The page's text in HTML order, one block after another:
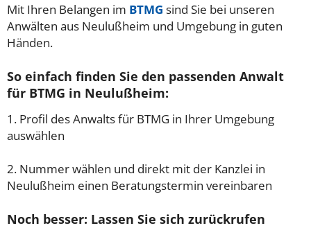
Mit Ihren Belangen im BTMG sind Sie bei unseren
Anwälten aus Neulußheim und Umgebung in guten
Händen.
So einfach finden Sie den passenden Anwalt
für BTMG in Neulußheim:
1. Profil des Anwalts für BTMG in Ihrer Umgebung
auswählen
2. Nummer wählen und direkt mit der Kanzlei in
Neulußheim einen Beratungstermin vereinbaren
Noch besser: Lassen Sie sich zurückrufen